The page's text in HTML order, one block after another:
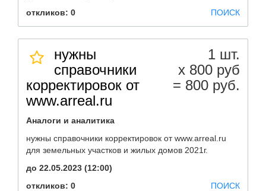
откликов: 0
ПОИСК
нужны
справочники
корректировок от
www.arreal.ru
1 шт.
х 800 руб
= 800 руб.
Аналоги и аналитика
нужны справочники корректировок от www.arreal.ru
для земельных участков и жилых домов 2021г.
до 22.05.2023 (12:00)
откликов: 0
ПОИСК